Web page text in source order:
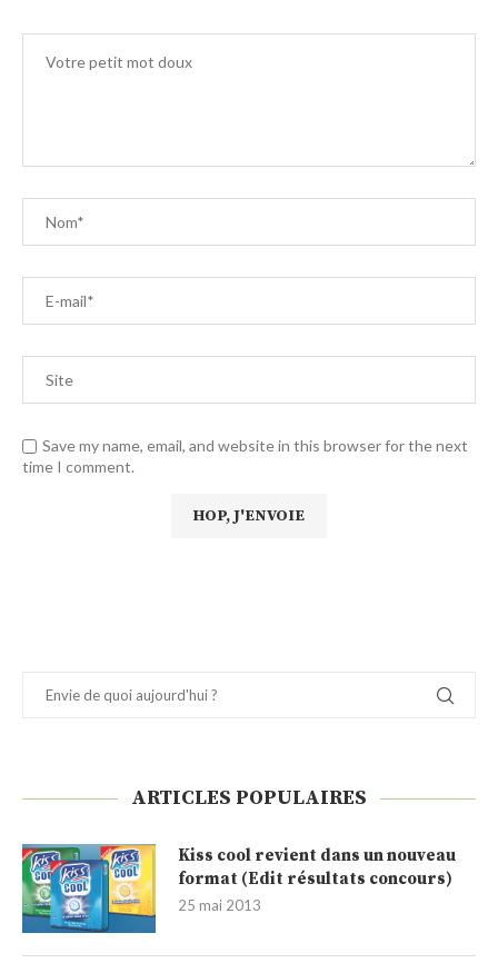
Save my name, email, and website in this browser for the next
time I comment.
ARTICLES POPULAIRES
Kiss cool revient dans un nouveau
format (Edit résultats concours)
25 mai 2013